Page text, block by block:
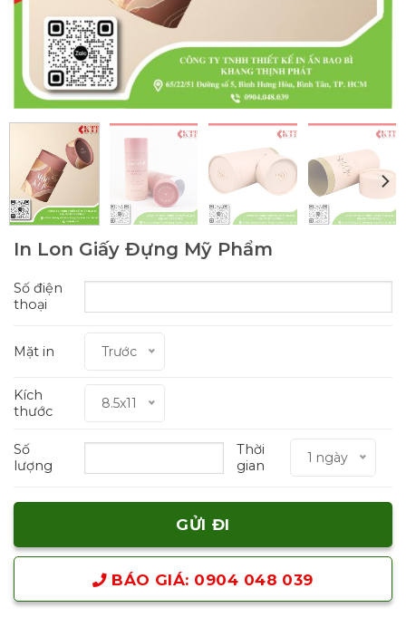
In Lon Giấy Đựng Mỹ Phẩm
Số điện
thoại
Mặt in Trước
Kích
thước
8.5x11
Số
lượng
Thời
gian
1 ngày
BÁO GIÁ: 0904 048 039